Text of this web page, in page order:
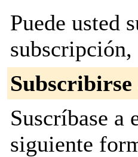
Puede usted
subscripción,
Suscríbase a
siguiente